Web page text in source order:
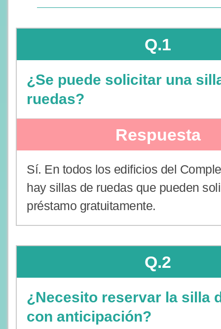
Q.1
¿Se puede solicitar una
ruedas?
Respuesta
Sí. En todos los edificios del
hay sillas de ruedas que pueden
préstamo gratuitamente.
Q.2
¿Necesito reservar la silla
con anticipación?